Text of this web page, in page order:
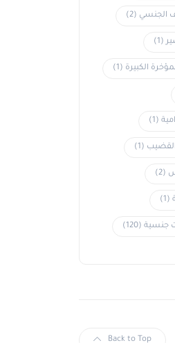
الجنسي (2)
(1)
الكبيرة (1)
(1)
(1)
(2)
(1)
جنسية (120)
Back to Top